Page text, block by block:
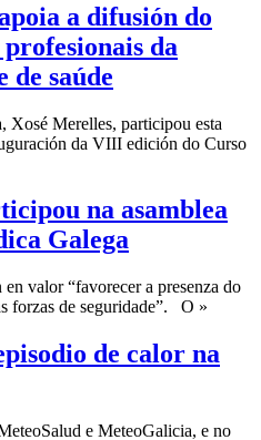
a difusión do
da
de saúde
Xosé Merelles, participou esta
da VIII edición do Curso
na asamblea
Galega
valor “favorecer a presenza do
forzas de seguridade”. O »
de calor na
e MeteoGalicia, e no